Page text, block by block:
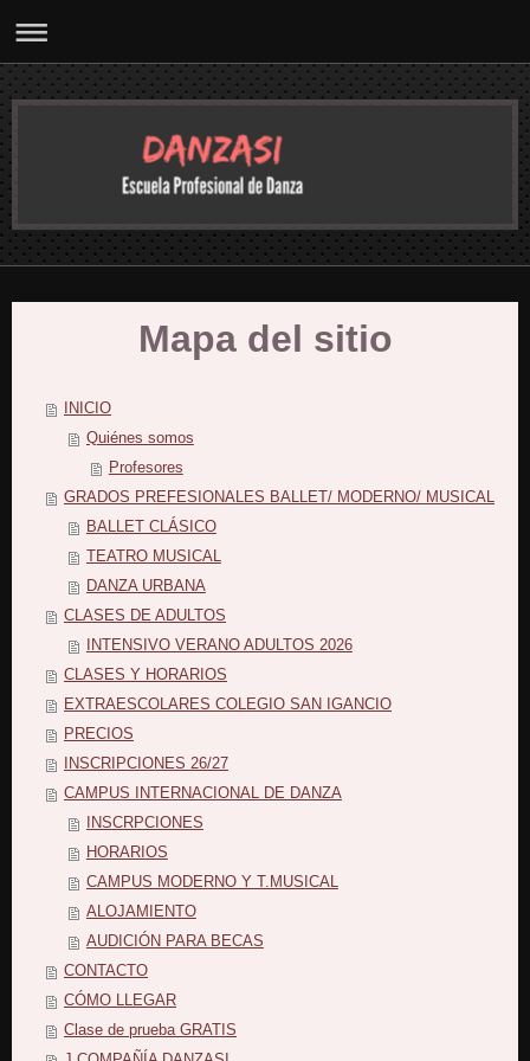
Mapa del sitio
INICIO
Quiénes somos
Profesores
GRADOS PREFESIONALES BALLET/ MODERNO/ MUSICAL
BALLET CLÁSICO
TEATRO MUSICAL
DANZA URBANA
CLASES DE ADULTOS
INTENSIVO VERANO ADULTOS 2026
CLASES Y HORARIOS
EXTRAESCOLARES COLEGIO SAN IGANCIO
PRECIOS
INSCRIPCIONES 26/27
CAMPUS INTERNACIONAL DE DANZA
INSCRPCIONES
HORARIOS
CAMPUS MODERNO Y T.MUSICAL
ALOJAMIENTO
AUDICIÓN PARA BECAS
CONTACTO
CÓMO LLEGAR
Clase de prueba GRATIS